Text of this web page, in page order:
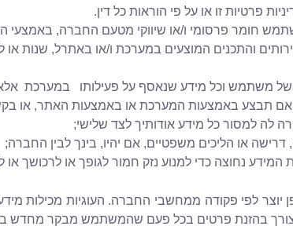
פרטיות זו או על פי הוראות כל דין.
חומר פרסומי ו/או שיווקי מטעם החברה, באמצעי
והתכנים המוצעים במערכת ו/או באתרל, שנות או
משתמש וכל מידע שנאסף על פעילותו במערכת
תבצע באמצעות המערכת או באמצעות האתר, או בקשר
לה למסור כל מידע אודותיך לצד שלישי;
או הליכים משפטיים, אם יהיו, בינך לבין החברה;
נחוצה כדי למנוע נזק חמור לגופך או לרכושך או
יוצר לפי פקודה ממחשבי החברה. העוגיות מכילות
בהזנת פרטים בכל פעם שהמשתמש מבקר מחדש